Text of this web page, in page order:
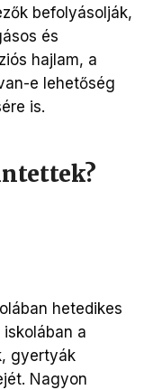
befolyásolják,
és
hajlam, a
e lehetőség
is.
hetedikes
a
gyertyák
Nagyon